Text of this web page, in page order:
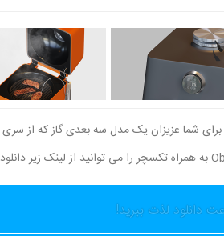
دانلود لذت ببرید!